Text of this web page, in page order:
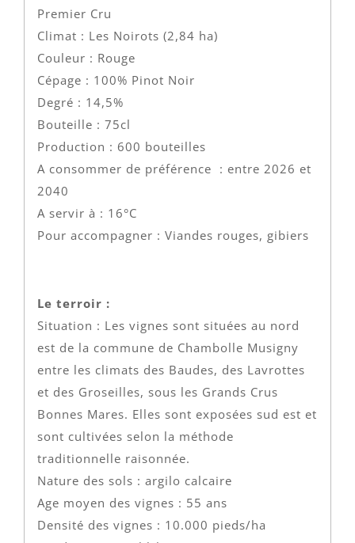
Premier Cru
Climat : Les Noirots (2,84 ha)
Couleur : Rouge
Cépage : 100% Pinot Noir
Degré : 14,5%
Bouteille : 75cl
Production : 600 bouteilles
A consommer de préférence : entre 2026 et
2040
A servir à : 16°C
Pour accompagner : Viandes rouges, gibiers
Le terroir :
Situation : Les vignes sont situées au nord
est de la commune de Chambolle Musigny
entre les climats des Baudes, des Lavrottes
et des Groseilles, sous les Grands Crus
Bonnes Mares. Elles sont exposées sud est et
sont cultivées selon la méthode
traditionnelle raisonnée.
Nature des sols : argilo calcaire
Age moyen des vignes : 55 ans
Densité des vignes : 10.000 pieds/ha